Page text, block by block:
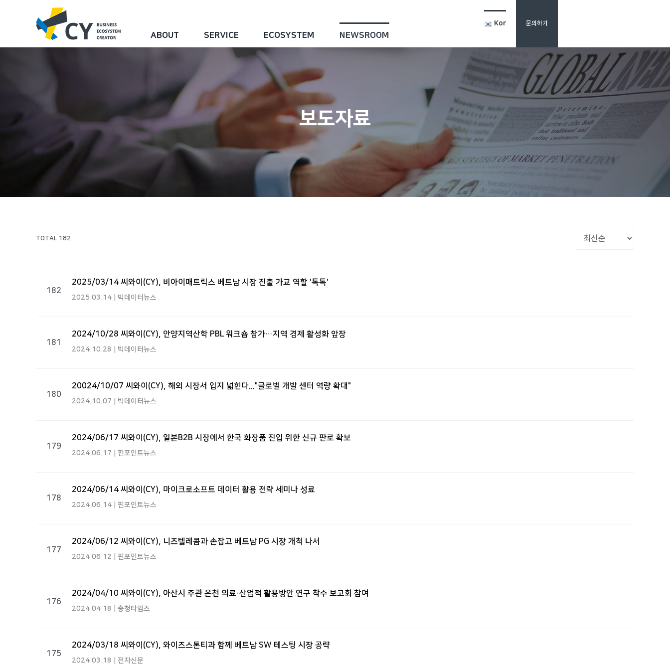
ABOUT
SERVICE ECOSYSTEM NEWSROOM
Kor 문의하기
보도자료
TOTAL 182
182
2025/03/14 씨와이(CY), 비아이매트릭스 베트남 시장 진출 가교 역할 '톡톡'
2025.03.14 | 빅데이터뉴스
181
2024/10/28 씨와이(CY), 안양지역산학 PBL 워크숍 참가…지역 경제 활성화 앞장
2024.10.28 | 빅데이터뉴스
180
20024/10/07 씨와이(CY), 해외 시장서 입지 넓힌다..."글로벌 개발 센터 역량 확대"
2024.10.07 | 빅데이터뉴스
179
2024/06/17 씨와이(CY), 일본B2B 시장에서 한국 화장품 진입 위한 신규 판로 확보
2024.06.17 | 핀포인트뉴스
178
2024/06/14 씨와이(CY), 마이크로소프트 데이터 활용 전략 세미나 성료
2024.06.14 | 핀포인트뉴스
177
2024/06/12 씨와이(CY), 니즈텔레콤과 손잡고 베트남 PG 시장 개척 나서
2024.06.12 | 핀포인트뉴스
176
2024/04/10 씨와이(CY), 아산시 주관 온천 의료·산업적 활용방안 연구 착수 보고회 참여
2024.04.18 | 충청타임즈
175
2024/03/18 씨와이(CY), 와이즈스톤티과 함께 베트남 SW 테스팅 시장 공략
2024.03.18 | 전자신문